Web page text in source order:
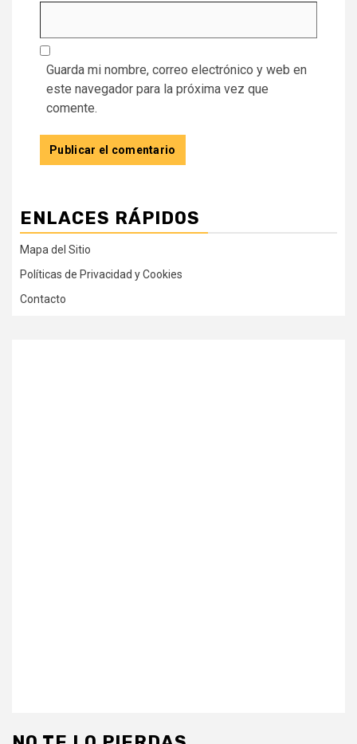
Guarda mi nombre, correo electrónico y web en
este navegador para la próxima vez que
comente.
ENLACES RÁPIDOS
Mapa del Sitio
Políticas de Privacidad y Cookies
Contacto